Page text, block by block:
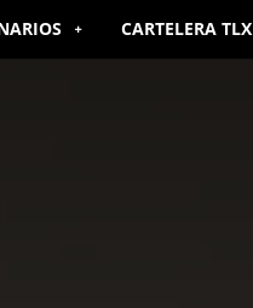
CARTELERA TLX